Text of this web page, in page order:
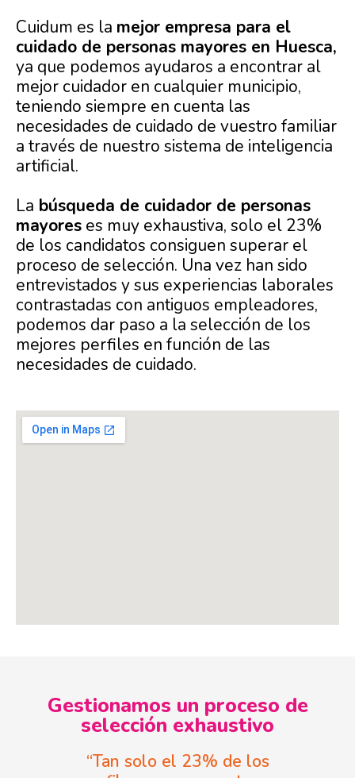
Cuidum es la mejor empresa para el
cuidado de personas mayores en Huesca,
ya que podemos ayudaros a encontrar al
mejor cuidador en cualquier municipio,
teniendo siempre en cuenta las
necesidades de cuidado de vuestro familiar
a través de nuestro sistema de inteligencia
artificial.
La búsqueda de cuidador de personas
mayores es muy exhaustiva, solo el 23%
de los candidatos consiguen superar el
proceso de selección. Una vez han sido
entrevistados y sus experiencias laborales
contrastadas con antiguos empleadores,
podemos dar paso a la selección de los
mejores perfiles en función de las
necesidades de cuidado.
Gestionamos un proceso de
selección exhaustivo
“Tan solo el 23% de los